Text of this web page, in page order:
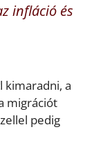
infláció és
kimaradni, a
migrációt
pedig